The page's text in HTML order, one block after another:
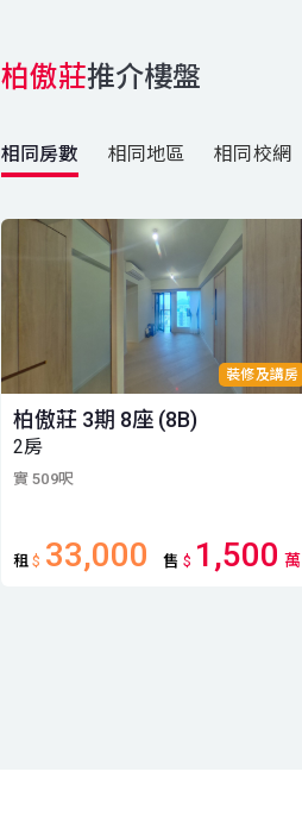
柏傲莊推介樓盤
相同房數 相同地區 相同校網
裝修及講房
柏傲莊 3期 8座 (8B)
2房
實 509呎
售 $ 1,500 萬
租 $ 33,000